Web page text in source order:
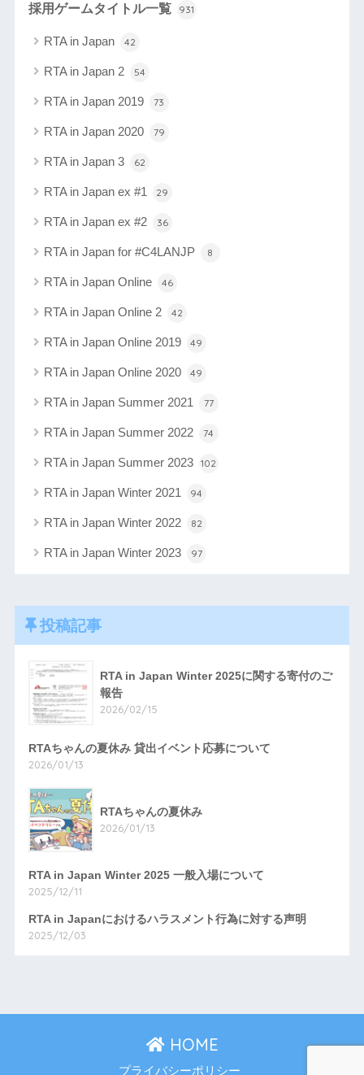
採用ゲームタイトル一覧 931
RTA in Japan 42
RTA in Japan 2 54
RTA in Japan 2019 73
RTA in Japan 2020 79
RTA in Japan 3 62
RTA in Japan ex #1 29
RTA in Japan ex #2 36
RTA in Japan for #C4LANJP 8
RTA in Japan Online 46
RTA in Japan Online 2 42
RTA in Japan Online 2019 49
RTA in Japan Online 2020 49
RTA in Japan Summer 2021 77
RTA in Japan Summer 2022 74
RTA in Japan Summer 2023 102
RTA in Japan Winter 2021 94
RTA in Japan Winter 2022 82
RTA in Japan Winter 2023 97
投稿記事
RTA in Japan Winter 2025に関する寄付のご
報告
2026/02/15
RTAちゃんの夏休み 貸出イベント応募について
2026/01/13
RTAちゃんの夏休み
2026/01/13
RTA in Japan Winter 2025 一般入場について
2025/12/11
RTA in Japanにおけるハラスメント行為に対する声明
2025/12/03
HOME
プライバシーポリシー